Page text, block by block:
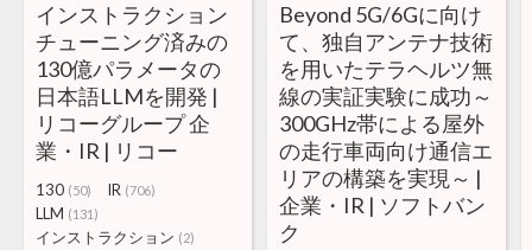
インストラクション
チューニング済みの
130億パラメータの
日本語LLMを開発 |
リコーグループ 企
業・IR | リコー
130 (50) IR (706)
LLM (131)
インストラクション (2)
Beyond 5G/6Gに向け
て、独自アンテナ技術
を用いたテラヘルツ無
線の実証実験に成功～
300GHz帯による屋外
の走行車両向け通信エ
リアの構築を実現～ |
企業・IR | ソフトバン
ク